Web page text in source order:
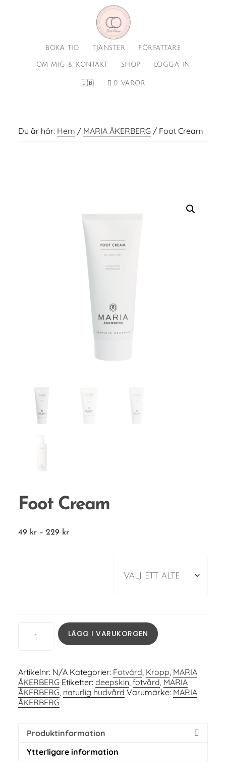
BOKA TID TJÄNSTER FÖRFATTARE
OM MIG & KONTAKT SHOP LOGGA IN
🇬🇧 0 VAROR
Du är här: Hem / MARIA ÅKERBERG /Foot Cream
Foot Cream
49 kr – 229 kr
LÄGG I VARUKORGEN
Artikelnr: N/A Kategorier: Fotvård, Kropp, MARIA
ÅKERBERG Etiketter: deepskin, fotvård, MARIA
ÅKERBERG, naturlig hudvård Varumärke: MARIA
ÅKERBERG
Produktinformation
Ytterligare information